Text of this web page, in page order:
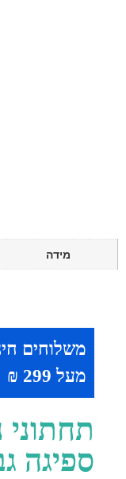
מידה
משלוחים
מעל 299 ₪
ספיגה